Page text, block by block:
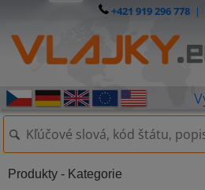
+421 919 296 778|
Produkty - Kategorie